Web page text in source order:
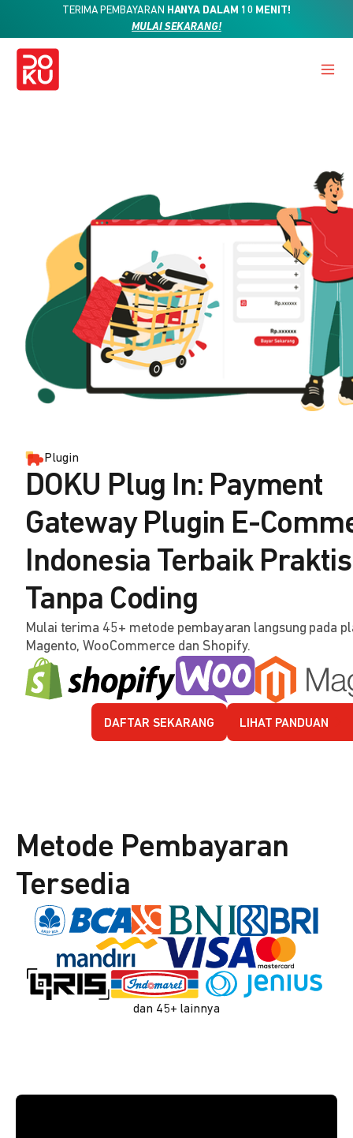
TERIMA PEMBAYARAN HANYA DALAM 10 MENIT!
MULAI SEKARANG!
Plugin
DOKU Plug In: Payment
Gateway Plugin E-
Indonesia Terbaik Praktis
Tanpa Coding
Mulai terima 45+ metode pembayaran langsung pada
Magento, WooCommerce dan Shopify.
DAFTAR SEKARANG LIHAT PANDUAN
Metode Pembayaran
Tersedia
dan 45+ lainnya